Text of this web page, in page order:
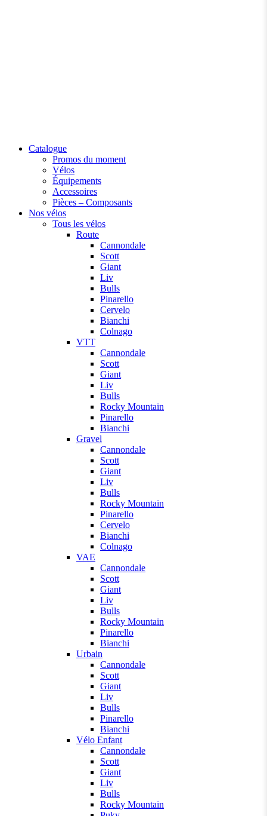
Catalogue
Promos du moment
Vélos
Équipements
Accessoires
Pièces – Composants
Nos vélos
Tous les vélos
Route
Cannondale
Scott
Giant
Liv
Bulls
Pinarello
Cervelo
Bianchi
Colnago
VTT
Cannondale
Scott
Giant
Liv
Bulls
Rocky Mountain
Pinarello
Bianchi
Gravel
Cannondale
Scott
Giant
Liv
Bulls
Rocky Mountain
Pinarello
Cervelo
Bianchi
Colnago
VAE
Cannondale
Scott
Giant
Liv
Bulls
Rocky Mountain
Pinarello
Bianchi
Urbain
Cannondale
Scott
Giant
Liv
Bulls
Pinarello
Bianchi
Vélo Enfant
Cannondale
Scott
Giant
Liv
Bulls
Rocky Mountain